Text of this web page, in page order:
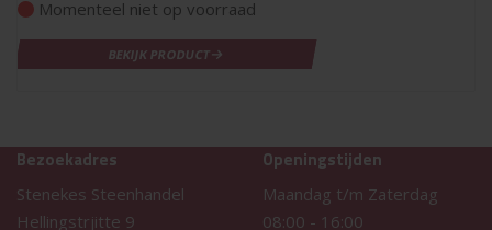
Momenteel niet op voorraad
BEKIJK PRODUCT
Bezoekadres
Stenekes Steenhandel
Hellingstrjitte 9
Openingstijden
Maandag t/m Zaterdag
08:00 - 16:00